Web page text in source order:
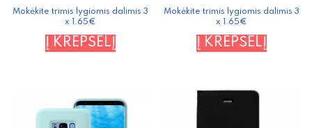
Mokėkite trimis lygiomis dalimis 3
x 1.65€
Į KREPŠELĮ
Mokėkite trimis lygiomis dalimis 3
x 1.65€
Į KREPŠELĮ